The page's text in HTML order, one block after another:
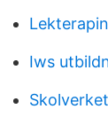
Iws